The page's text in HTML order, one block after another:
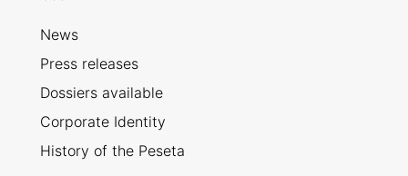
News
Press releases
Dossiers available
Corporate Identity
History of the Peseta